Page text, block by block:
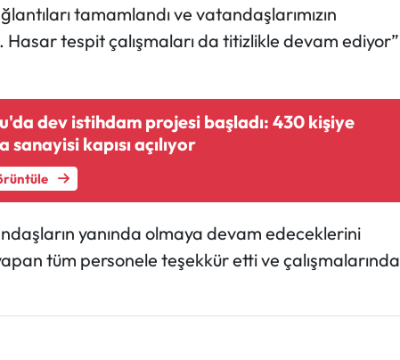
tamamlandı ve vatandaşlarımızın
Hasar tespit çalışmaları da titizlikle devam ediyor”
dev istihdam projesi başladı: 430 kişiye
sanayisi kapısı açılıyor
yanında olmaya devam edeceklerini
tüm personele teşekkür etti ve çalışmalarında